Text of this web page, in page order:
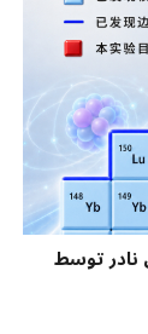
توسط